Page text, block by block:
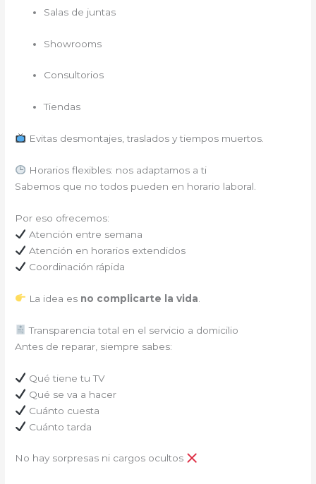
Salas de juntas
Showrooms
Consultorios
Tiendas
Evitas desmontajes, traslados y tiempos muertos.
Horarios flexibles: nos adaptamos a ti
Sabemos que no todos pueden en horario laboral.
Por eso ofrecemos:
Atención entre semana
Atención en horarios extendidos
Coordinación rápida
La idea es no complicarte la vida
Transparencia total en el servicio a domicilio
Antes de reparar, siempre sabes:
Qué tiene tu TV
Qué se va a hacer
Cuánto cuesta
Cuánto tarda
No hay sorpresas ni cargos ocultos